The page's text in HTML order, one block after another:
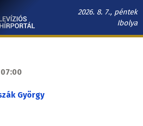
2026. 8. 7., péntek
Ibolya
György